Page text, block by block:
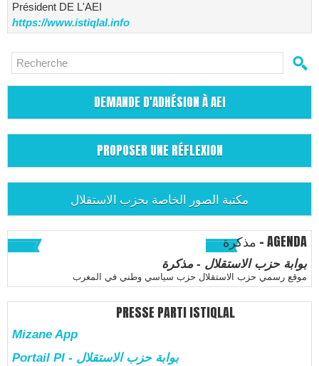
Président DE L'AEI
https://www.istiqlal.info
DEMANDE D'ADHÉSION À AEI
PROPOSER UNE RÉFLEXION
مكتبة الصور الخاصة بحزب الاستقلال
مذكرة - AGENDA
بوابة حزب الاستقلال - مذكرة
موقع رسمي حزب الاستقلال حزب سياسي وطني في المغرب
PRESSE PARTI ISTIQLAL
Mizane App
Portail PI - بوابة حزب الاستقلال